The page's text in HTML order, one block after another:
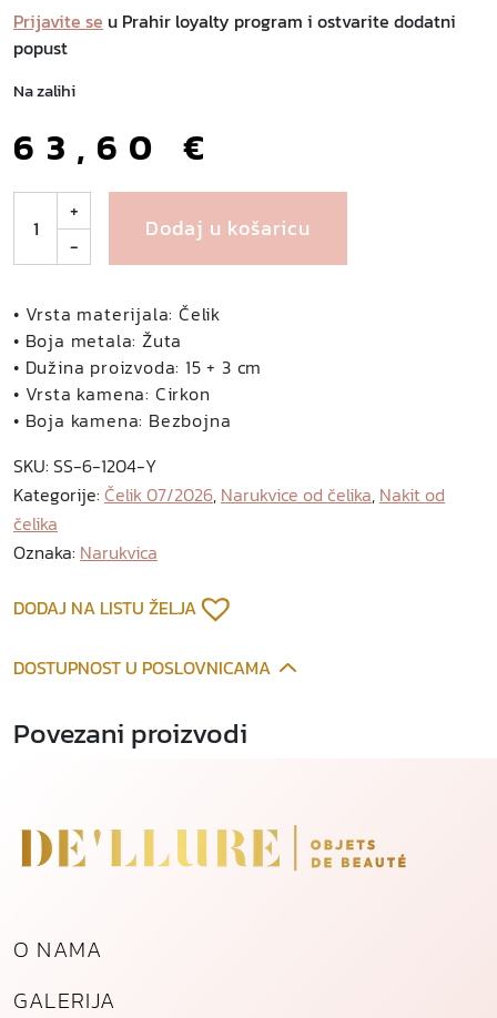
Prijavite se u Prahir loyalty program i ostvarite dodatni
popust
Na zalihi
63,60€
l
t
t
o
n
a
u
k
v
i
a
d
z
n
č
l
+
-
Dodaj u košaricu
• Vrsta materijala: Čelik
• Boja metala: Žuta
• Dužina proizvoda: 15 + 3 cm
• Vrsta kamena: Cirkon
• Boja kamena: Bezbojna
SKU: SS-6-1204-Y
Kategorije: Čelik 07/2026, Narukvice od čelika, Nakit od
čelika
Oznaka: Narukvica
DODAJ NA LISTU ŽELJA
DOSTUPNOST U POSLOVNICAMA
Povezani proizvodi
O NAMA
GALERIJA